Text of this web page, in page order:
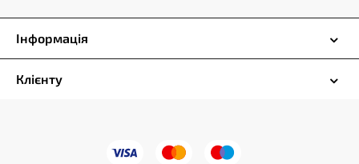
Інформація
Клієнту